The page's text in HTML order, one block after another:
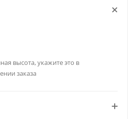
высота, укажите это в
заказа